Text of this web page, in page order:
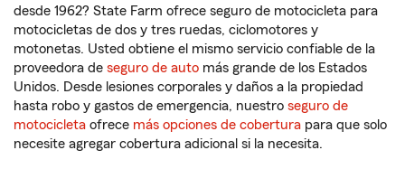
desde 1962? State Farm ofrece seguro de motocicleta para
motocicletas de dos y tres ruedas, ciclomotores y
motonetas. Usted obtiene el mismo servicio confiable de la
proveedora de seguro de auto más grande de los Estados
Unidos. Desde lesiones corporales y daños a la propiedad
hasta robo y gastos de emergencia, nuestro seguro de
motocicleta ofrece más opciones de cobertura para que solo
necesite agregar cobertura adicional si la necesita.